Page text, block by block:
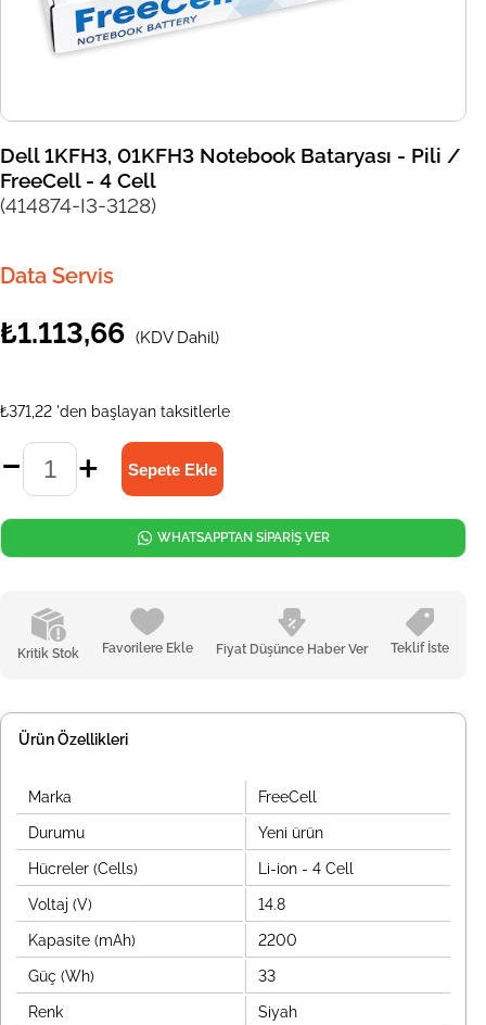
Dell 1KFH3, 01KFH3 Notebook Bataryası - Pili /
FreeCell - 4 Cell
(414874-I3-3128)
Data Servis
₺1.113,66 (KDV Dahil)
₺371,22 'den başlayan taksitlerle
Kritik Stok Favorilere Ekle Fiyat Düşünce Haber Ver Teklif İste
WHATSAPPTAN SİPARİŞ VER
Ürün Özellikleri
Marka FreeCell
Durumu Yeni ürün
Hücreler (Cells) Li-ion - 4 Cell
Voltaj (V) 14.8
Kapasite (mAh) 2200
Güç (Wh) 33
Renk Siyah